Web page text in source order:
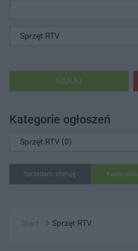
SZUKAJ
Kategorie ogłoszeń
Sprzedam, oferuję Kupię,
Start Sprzęt RTV